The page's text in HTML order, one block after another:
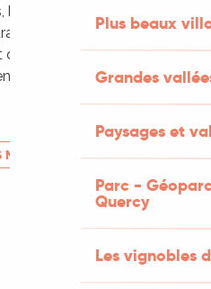
Plus beaux
Grandes
Paysages et
Parc -
Quercy
Les vignobles
brocantes, fêtes votives,
sportifs… Vous l’aurez
mise, alors tous à vos
!
SUITE
MANIFESTATIONS